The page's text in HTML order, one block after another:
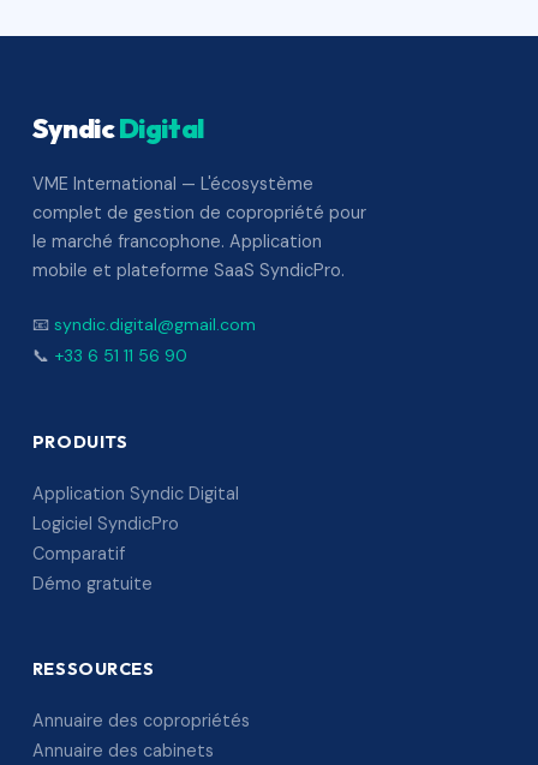
SyndicDigital
VME International — L'écosystème
complet de gestion de copropriété pour
le marché francophone. Application
mobile et plateforme SaaS SyndicPro.
📧 syndic.digital@gmail.com
📞 +33 6 51 11 56 90
PRODUITS
Application Syndic Digital
Logiciel SyndicPro
Comparatif
Démo gratuite
RESSOURCES
Annuaire des copropriétés
Annuaire des cabinets